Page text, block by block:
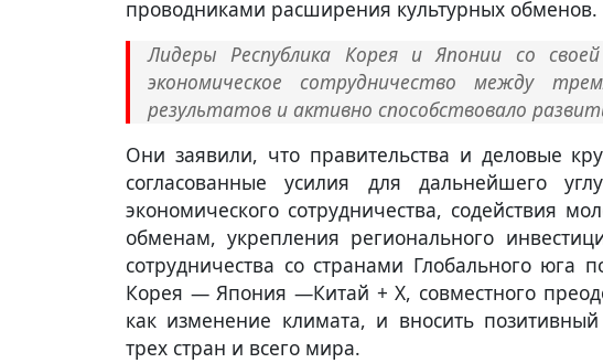
проводниками расширения культурных обменов.
Лидеры Республика Корея и Японии со
экономическое сотрудничество между
результатов и активно способствовало
Они заявили, что правительства и деловые
согласованные усилия для дальнейшего
экономического сотрудничества, содействия
обменам, укрепления регионального
сотрудничества со странами Глобального юга
Корея — Япония —Китай + X, совместного
как изменение климата, и вносить
трех стран и всего мира.